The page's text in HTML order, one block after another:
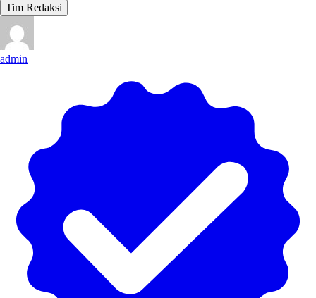
Tim Redaksi
admin